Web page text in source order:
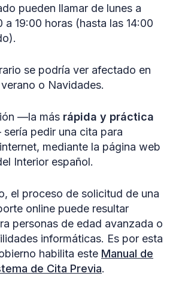
pueden llamar de lunes a
a 19:00 horas (hasta las 14:00
se podría ver afectado en
o Navidades.
—la más rápida y práctica
pedir una cita para
mediante la página web
Interior español.
el proceso de solicitud de una
online puede resultar
personas de edad avanzada o
informáticas. Es por esta
habilita este Manual de
de Cita Previa.